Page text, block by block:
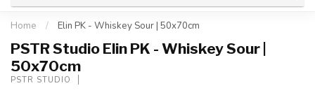
Home / Elin PK - Whiskey Sour | 50x70cm
PSTR Studio Elin PK - Whiskey Sour |
50x70cm
PSTR STUDIO